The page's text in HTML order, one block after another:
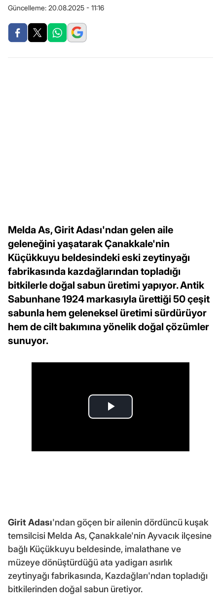
Güncelleme: 20.08.2025 - 11:16
Melda As, Girit Adası'ndan gelen aile
geleneğini yaşatarak Çanakkale'nin
Küçükkuyu beldesindeki eski zeytinyağı
fabrikasında kazdağlarından topladığı
bitkilerle doğal sabun üretimi yapıyor. Antik
Sabunhane 1924 markasıyla ürettiği 50 çeşit
sabunla hem geleneksel üretimi sürdürüyor
hem de cilt bakımına yönelik doğal çözümler
sunuyor.
Girit Adası'ndan göçen bir ailenin dördüncü kuşak
temsilcisi Melda As, Çanakkale'nin Ayvacık ilçesine
bağlı Küçükkuyu beldesinde, imalathane ve
müzeye dönüştürdüğü ata yadigarı asırlık
zeytinyağı fabrikasında, Kazdağları'ndan topladığı
bitkilerinden doğal sabun üretiyor.